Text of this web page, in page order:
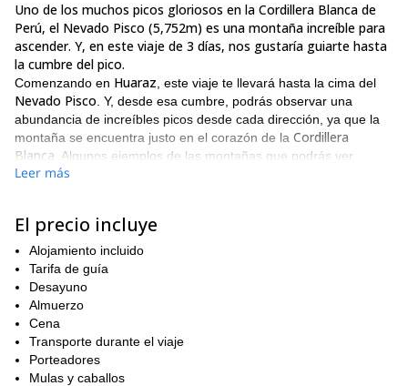
Uno de los muchos picos gloriosos en la Cordillera Blanca de
Perú, el Nevado Pisco (5,752m) es una montaña increíble para
ascender. Y, en este viaje de 3 días, nos gustaría guiarte hasta
la cumbre del pico.
Comenzando en Huaraz , este viaje te llevará hasta la cima del
Nevado Pisco . Y, desde esa cumbre, podrás observar una
abundancia de increíbles picos desde cada dirección, ya que la
montaña se encuentra justo en el corazón de la Cordillera
Blanca . Algunos ejemplos de las montañas que podrás ver
incluyenChacraraju, Artesonraju, Alpamayo, Santa Cruz, Aguja,
Tomaremos la ruta normal durante nuestro ascenso. Se
considera la más fácil de las rutas disponibles. Esto permite que
escaladores de diferentes niveles de habilidad disfruten de este
viaje. Sin embargo, independientemente de tu nivel de habilidad,
deberías estar en
Durante las 2 noches del viaje, dormiremos en el
base del Nevado Pisco
. En el campamento, tendrás acceso a
varias comodidades. También podrás disfrutar de espectaculares
vistas nocturnas de las estrellas.
Leer más
El precio incluye
Alojamiento incluido
Tarifa de guía
Desayuno
Almuerzo
Cena
Transporte durante el viaje
Porteadores
Mulas y caballos